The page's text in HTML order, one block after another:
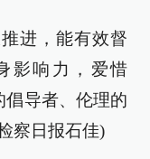
进，能有效督
影响力，爱惜
倡导者、伦理的
察日报石佳)